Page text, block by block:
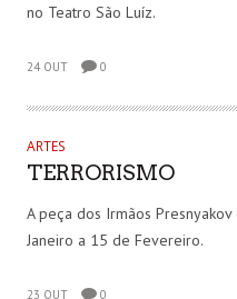
no Teatro São Luíz.
24 OUT 0
ARTES
TERRORISMO
A peça dos Irmãos
Janeiro a 15 de Fevereiro.
23 OUT 0